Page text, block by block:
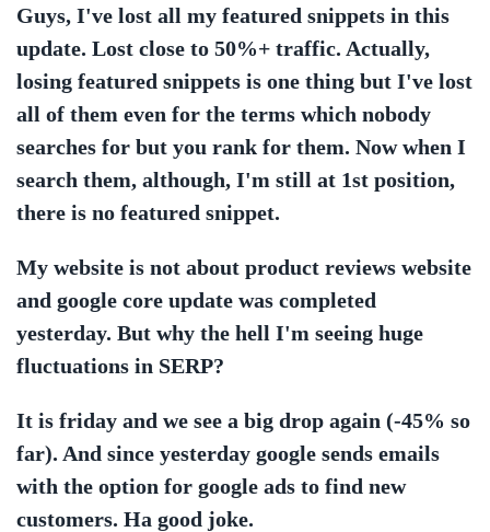
Guys, I've lost all my featured snippets in this
update. Lost close to 50%+ traffic. Actually,
losing featured snippets is one thing but I've lost
all of them even for the terms which nobody
searches for but you rank for them. Now when I
search them, although, I'm still at 1st position,
there is no featured snippet.
My website is not about product reviews website
and google core update was completed
yesterday. But why the hell I'm seeing huge
fluctuations in SERP?
It is friday and we see a big drop again (-45% so
far). And since yesterday google sends emails
with the option for google ads to find new
customers. Ha good joke.